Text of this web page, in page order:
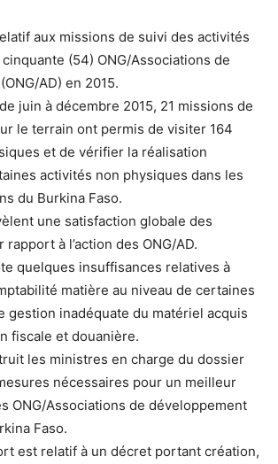
aux missions de suivi des activités
(54) ONG/Associations de
AD) en 2015.
juin à décembre 2015, 21 missions de
le terrain ont permis de visiter 164
et de vérifier la réalisation
activités non physiques dans les
du Burkina Faso.
une satisfaction globale des
à l’action des ONG/AD.
quelques insuffisances relatives à
matière au niveau de certaines
gestion inadéquate du matériel acquis
fiscale et douanière.
les ministres en charge du dossier
nécessaires pour un meilleur
ONG/Associations de développement
Faso.
est relatif à un décret portant création,